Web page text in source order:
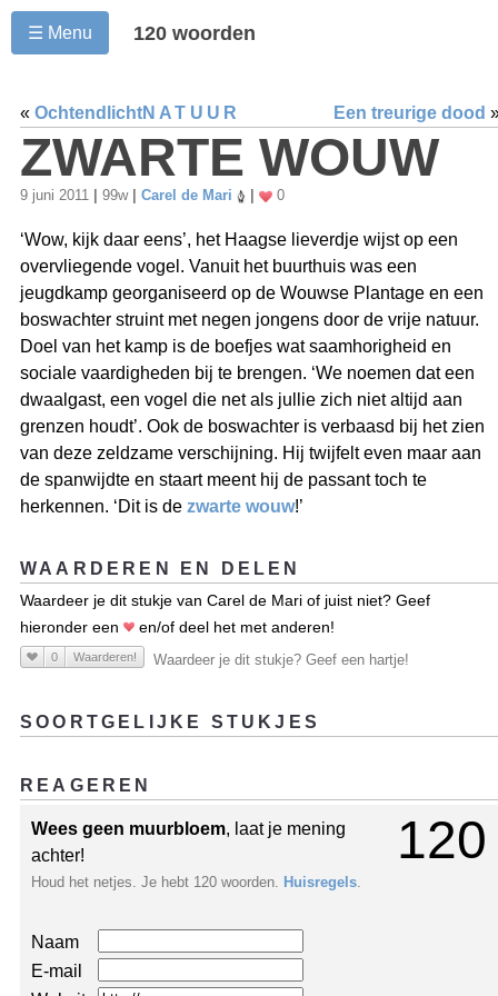
☰ Menu 120 woorden
« Ochtendlicht Een treurige dood
NATUUR
ZWARTE WOUW
9 juni 2011 99w Carel de Mari 0
‘Wow, kijk daar eens’, het Haagse lieverdje wijst op een
overvliegende vogel. Vanuit het buurthuis was een
jeugdkamp georganiseerd op de Wouwse Plantage en een
boswachter struint met negen jongens door de vrije natuur.
Doel van het kamp is de boefjes wat saamhorigheid en
sociale vaardigheden bij te brengen. ‘We noemen dat een
dwaalgast, een vogel die net als jullie zich niet altijd aan
grenzen houdt’. Ook de boswachter is verbaasd bij het zien
van deze zeldzame verschijning. Hij twijfelt even maar aan
de spanwijdte en staart meent hij de passant toch te
herkennen. ‘Dit is de zwarte wouw!’
WAARDEREN EN DELEN
Waardeer je dit stukje van Carel de Mari of juist niet? Geef
hieronder een
en/of deel het met anderen!
0 Waarderen! Waardeer je dit stukje? Geef een hartje!
SOORTGELIJKE STUKJES
REAGEREN
120
Wees geen muurbloem, laat je mening
achter!
Houd het netjes. Je hebt 120 woorden. Huisregels
Naam
E-mail